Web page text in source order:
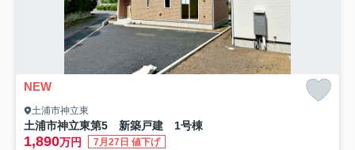
NEW
土浦市神立東
土浦市神立東第5 新築戸建 1号棟
1,890万円 7月27日 値下げ